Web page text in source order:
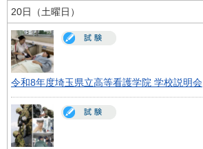
20日（土曜日）
令和8年度埼玉県立高等看護学院 学校説明会